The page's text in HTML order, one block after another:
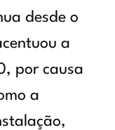
desde o
a
por causa
a